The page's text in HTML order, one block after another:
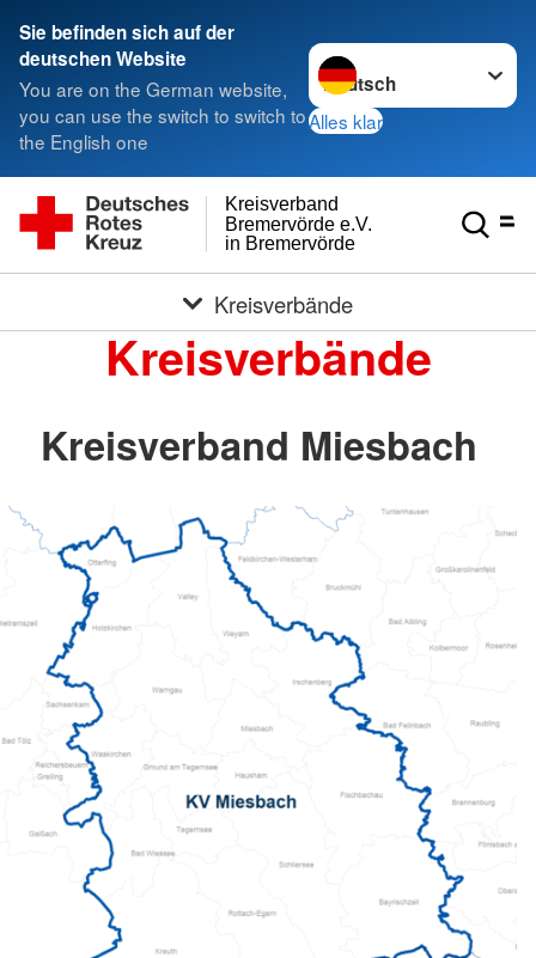
Sie befinden sich auf der
deutschen Website
You are on the German website,
you can use the switch to switch to
the English one
Sprache wechseln zu
Alles klar
in Bremervörde
Bremervörde e.V.
Kreisverband
Kreisverbände
Kreisverbände
Kreisverband Miesbach